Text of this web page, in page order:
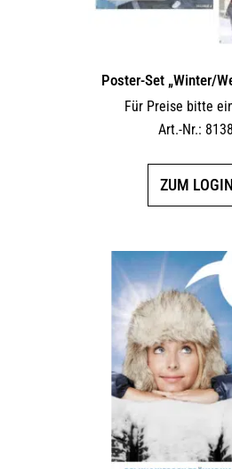
Poster-Set „Winter/
Für Preise bitte
Art.-Nr.:
ZUM